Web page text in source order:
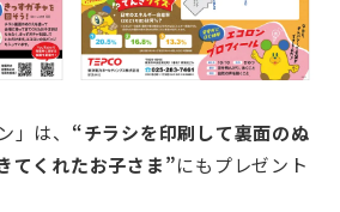
」は、 “チラシを印刷して裏面のぬ
てくれたお子さま”にもプレゼント